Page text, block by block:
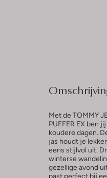
Met de TOMMY
PUFFER EX ben
koudere dagen.
jas houdt je
eens stijlvol uit.
winterse
gezellige avond
past perfect bij